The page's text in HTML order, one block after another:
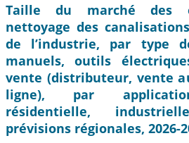
Taille du marché des
nettoyage des
de l’industrie, par type
manuels, outils
vente (distributeur, vente
ligne), par
résidentielle,
prévisions régionales, 2026-